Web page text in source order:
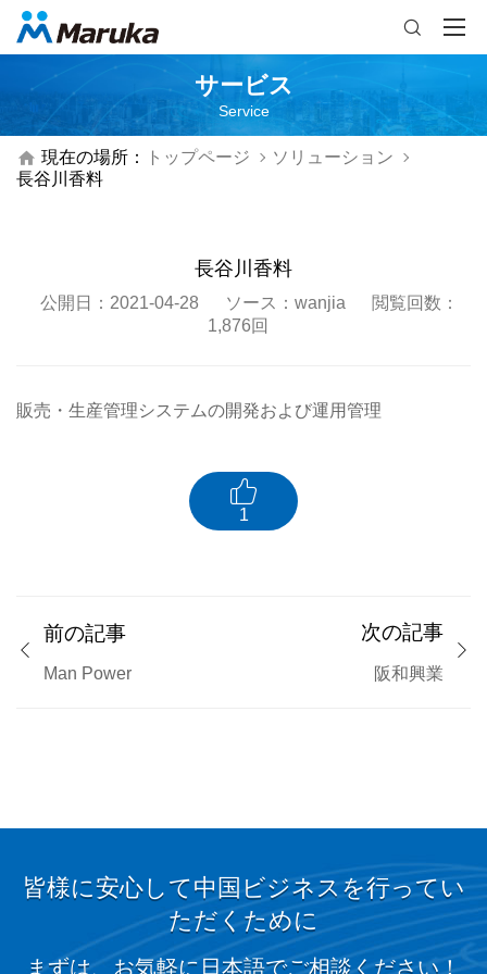

サービス
Service
 現在の場所： トップページ
ソリューション
長谷川香料
長谷川香料
公開日：2021-04-28 ソース：wanjia
閲覧回数：
1,876回
販売・生産管理システムの開発および運用管理

1

前の記事
Man Power

次の記事
阪和興業
皆様に安心して中国ビジネスを行ってい
ただくために
まずは、お気軽に日本語でご相談ください！